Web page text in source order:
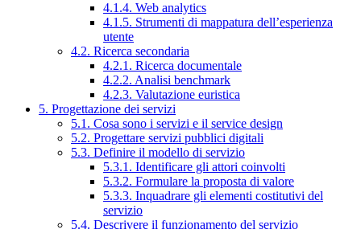
4.1.4. Web analytics
4.1.5. Strumenti di mappatura dell’esperienza
utente
4.2. Ricerca secondaria
4.2.1. Ricerca documentale
4.2.2. Analisi benchmark
4.2.3. Valutazione euristica
5. Progettazione dei servizi
5.1. Cosa sono i servizi e il service design
5.2. Progettare servizi pubblici digitali
5.3. Definire il modello di servizio
5.3.1. Identificare gli attori coinvolti
5.3.2. Formulare la proposta di valore
5.3.3. Inquadrare gli elementi costitutivi del
servizio
5.4. Descrivere il funzionamento del servizio